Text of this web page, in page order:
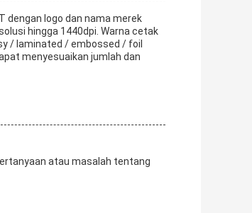
dengan logo dan nama merek
hingga 1440dpi. Warna cetak
/ laminated / embossed / foil
menyesuaikan jumlah dan
atau masalah tentang